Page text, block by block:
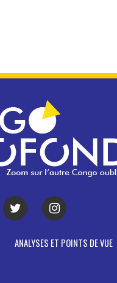
ANALYSES ET POINTS DE VUE